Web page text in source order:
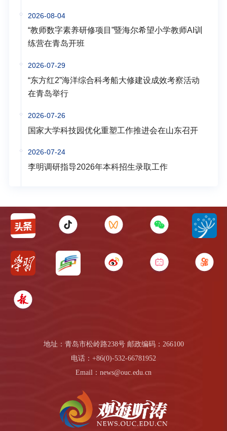
2026-08-04
“教师数字素养研修项目”暨海尔希望小学教师AI训
练营在青岛开班
2026-07-29
“东方红2”海洋综合科考船大修建设成效考察活动
在青岛举行
2026-07-26
国家大学科技园优化重塑工作推进会在山东召开
2026-07-24
李明调研指导2026年本科招生录取工作
地址：青岛市松岭路238号 邮政编码：266100
电话：+86(0)-532-66781952
Email：news@ouc.edu.cn